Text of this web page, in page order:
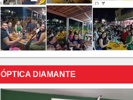
ÓPTICA DIAMANTE